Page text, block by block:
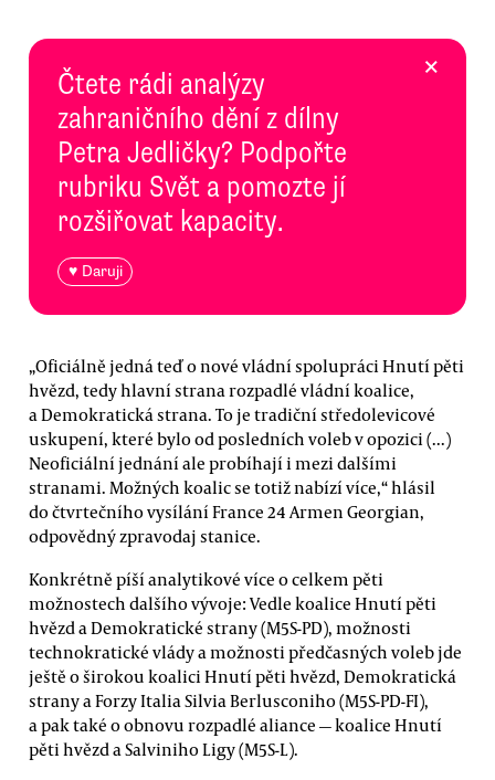
Čtete rádi analýzy
zahraničního dění z dílny
Petra Jedličky? Podpořte
rubriku Svět a pomozte jí
rozšiřovat kapacity.
♥ Daruji
×
„Oficiálně jedná teď o nové vládní spolupráci Hnutí pěti
hvězd, tedy hlavní strana rozpadlé vládní koalice,
a Demokratická strana. To je tradiční středolevicové
uskupení, které bylo od posledních voleb v opozici (...)
Neoficiální jednání ale probíhají i mezi dalšími
stranami. Možných koalic se totiž nabízí více,“ hlásil
do čtvrtečního vysílání France 24 Armen Georgian,
odpovědný zpravodaj stanice.
Konkrétně píší analytikové více o celkem pěti
možnostech dalšího vývoje: Vedle koalice Hnutí pěti
hvězd a Demokratické strany (M5S-PD), možnosti
technokratické vlády a možnosti předčasných voleb jde
ještě o širokou koalici Hnutí pěti hvězd, Demokratická
strany a Forzy Italia Silvia Berlusconiho (M5S-PD-FI),
a pak také o obnovu rozpadlé aliance — koalice Hnutí
pěti hvězd a Salviniho Ligy (M5S-L).